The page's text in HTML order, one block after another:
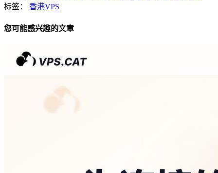
标签：
香港VPS
您可能感兴趣的文章